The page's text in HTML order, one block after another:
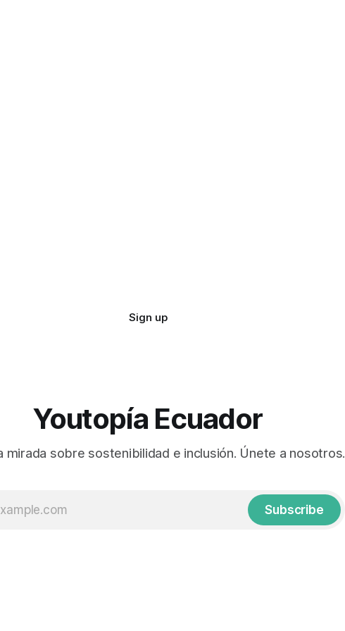
Sign up
Youtopía Ecuador
mirada sobre sostenibilidad e inclusión. Únete a nosotros.
Subscribe